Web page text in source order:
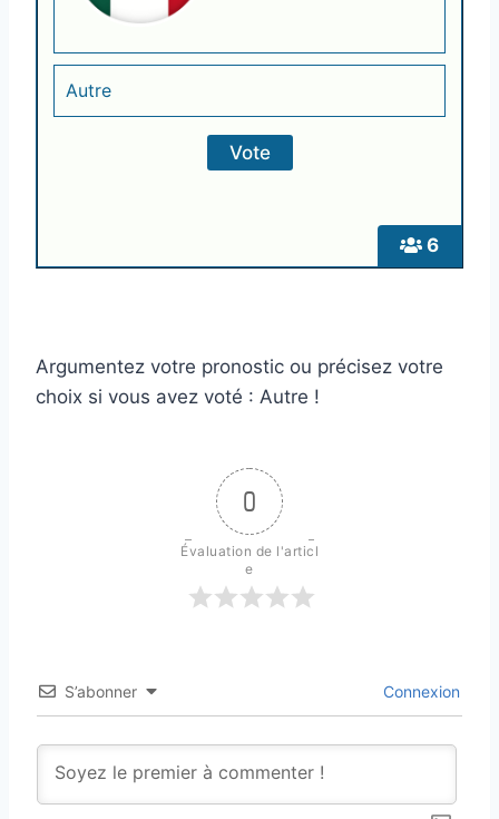
6
Autre
Argumentez votre pronostic ou précisez votre
choix si vous avez voté : Autre !
0
Évaluation de l'articl
e
S’abonner Connexion